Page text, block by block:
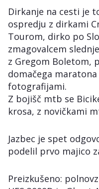
Dirkanje na cesti je
ospredju z dirkami
Tourom, dirko po
zmagovalcem
z Gregom Boletom,
domačega
fotografijami.
Z bojišč mtb se
krosa, z novičkami
Jazbec je spet
podelil prvo majico
Preizkušeno: